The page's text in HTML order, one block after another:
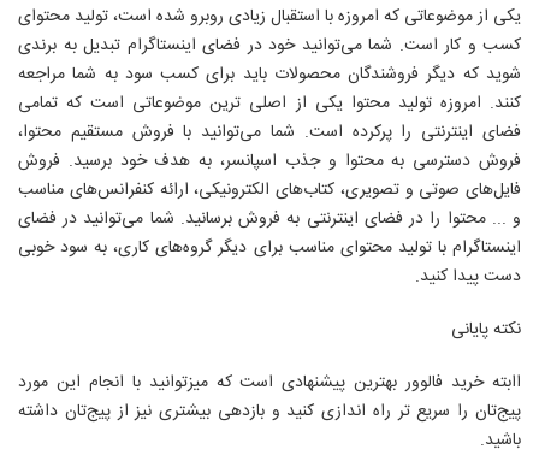
یکی از موضوعاتی که امروزه با استقبال زیادی روبرو شده است، تولید محتوای
کسب‌ و کار است. شما می‌توانید خود در فضای اینستاگرام تبدیل به برندی
شوید که دیگر فروشندگان محصولات باید برای کسب سود به شما مراجعه
کنند. امروزه تولید محتوا یکی از اصلی‌ ترین موضوعاتی است که تمامی
فضای اینترنتی را پرکرده است. شما می‌توانید با فروش مستقیم محتوا،
فروش دسترسی به محتوا و جذب اسپانسر، به هدف خود برسید. فروش
فایل‌های صوتی و تصویری، کتاب‌های الکترونیکی، ارائه کنفرانس‌های مناسب
و ... محتوا را در فضای اینترنتی به فروش برسانید. شما می‌توانید در فضای
اینستاگرام با تولید محتوای مناسب برای دیگر گروه‌های کاری، به سود خوبی
دست پیدا کنید.
نکته پایانی
اابته خرید فالوور بهترین پیشنهادی است که میزتوانید با انجام این مورد
پیج‌تان را سریع تر راه اندازی کنید و بازدهی بیشتری نیز از پیج‌تان داشته
باشید.